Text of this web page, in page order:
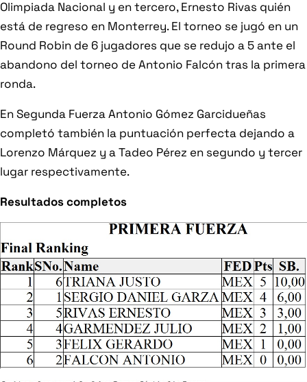
Olimpiada Nacional y en tercero, Ernesto Rivas quién
está de regreso en Monterrey. El torneo se jugó en un
Round Robin de 6 jugadores que se redujo a 5 ante el
abandono del torneo de Antonio Falcón tras la primera
ronda.
En Segunda Fuerza Antonio Gómez Garcidueñas
completó también la puntuación perfecta dejando a
Lorenzo Márquez y a Tadeo Pérez en segundo y tercer
lugar respectivamente.
Resultados completos